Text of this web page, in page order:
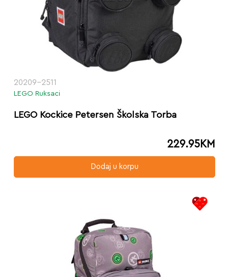
20209-2511
LEGO Ruksaci
LEGO Kockice Petersen Školska Torba
229.95KM
Dodaj u korpu